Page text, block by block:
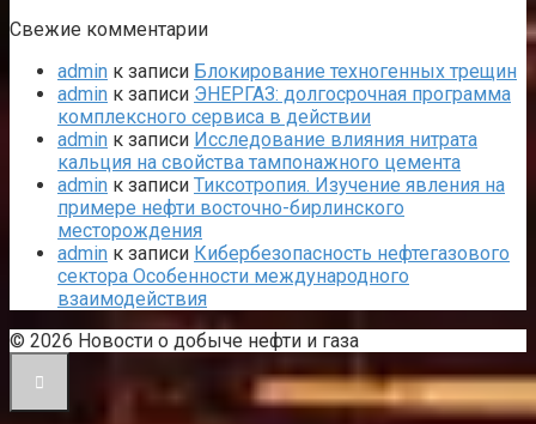
Свежие комментарии
admin к записи Блокирование техногенных трещин
admin к записи ЭНЕРГАЗ: долгосрочная программа
комплексного сервиса в действии
admin к записи Исследование влияния нитрата
кальция на свойства тампонажного цемента
admin к записи Тиксотропия. Изучение явления на
примере нефти восточно-бирлинского
месторождения
admin к записи Кибербезопасность нефтегазового
сектора Особенности международного
взаимодействия
© 2026 Новости о добыче нефти и газа